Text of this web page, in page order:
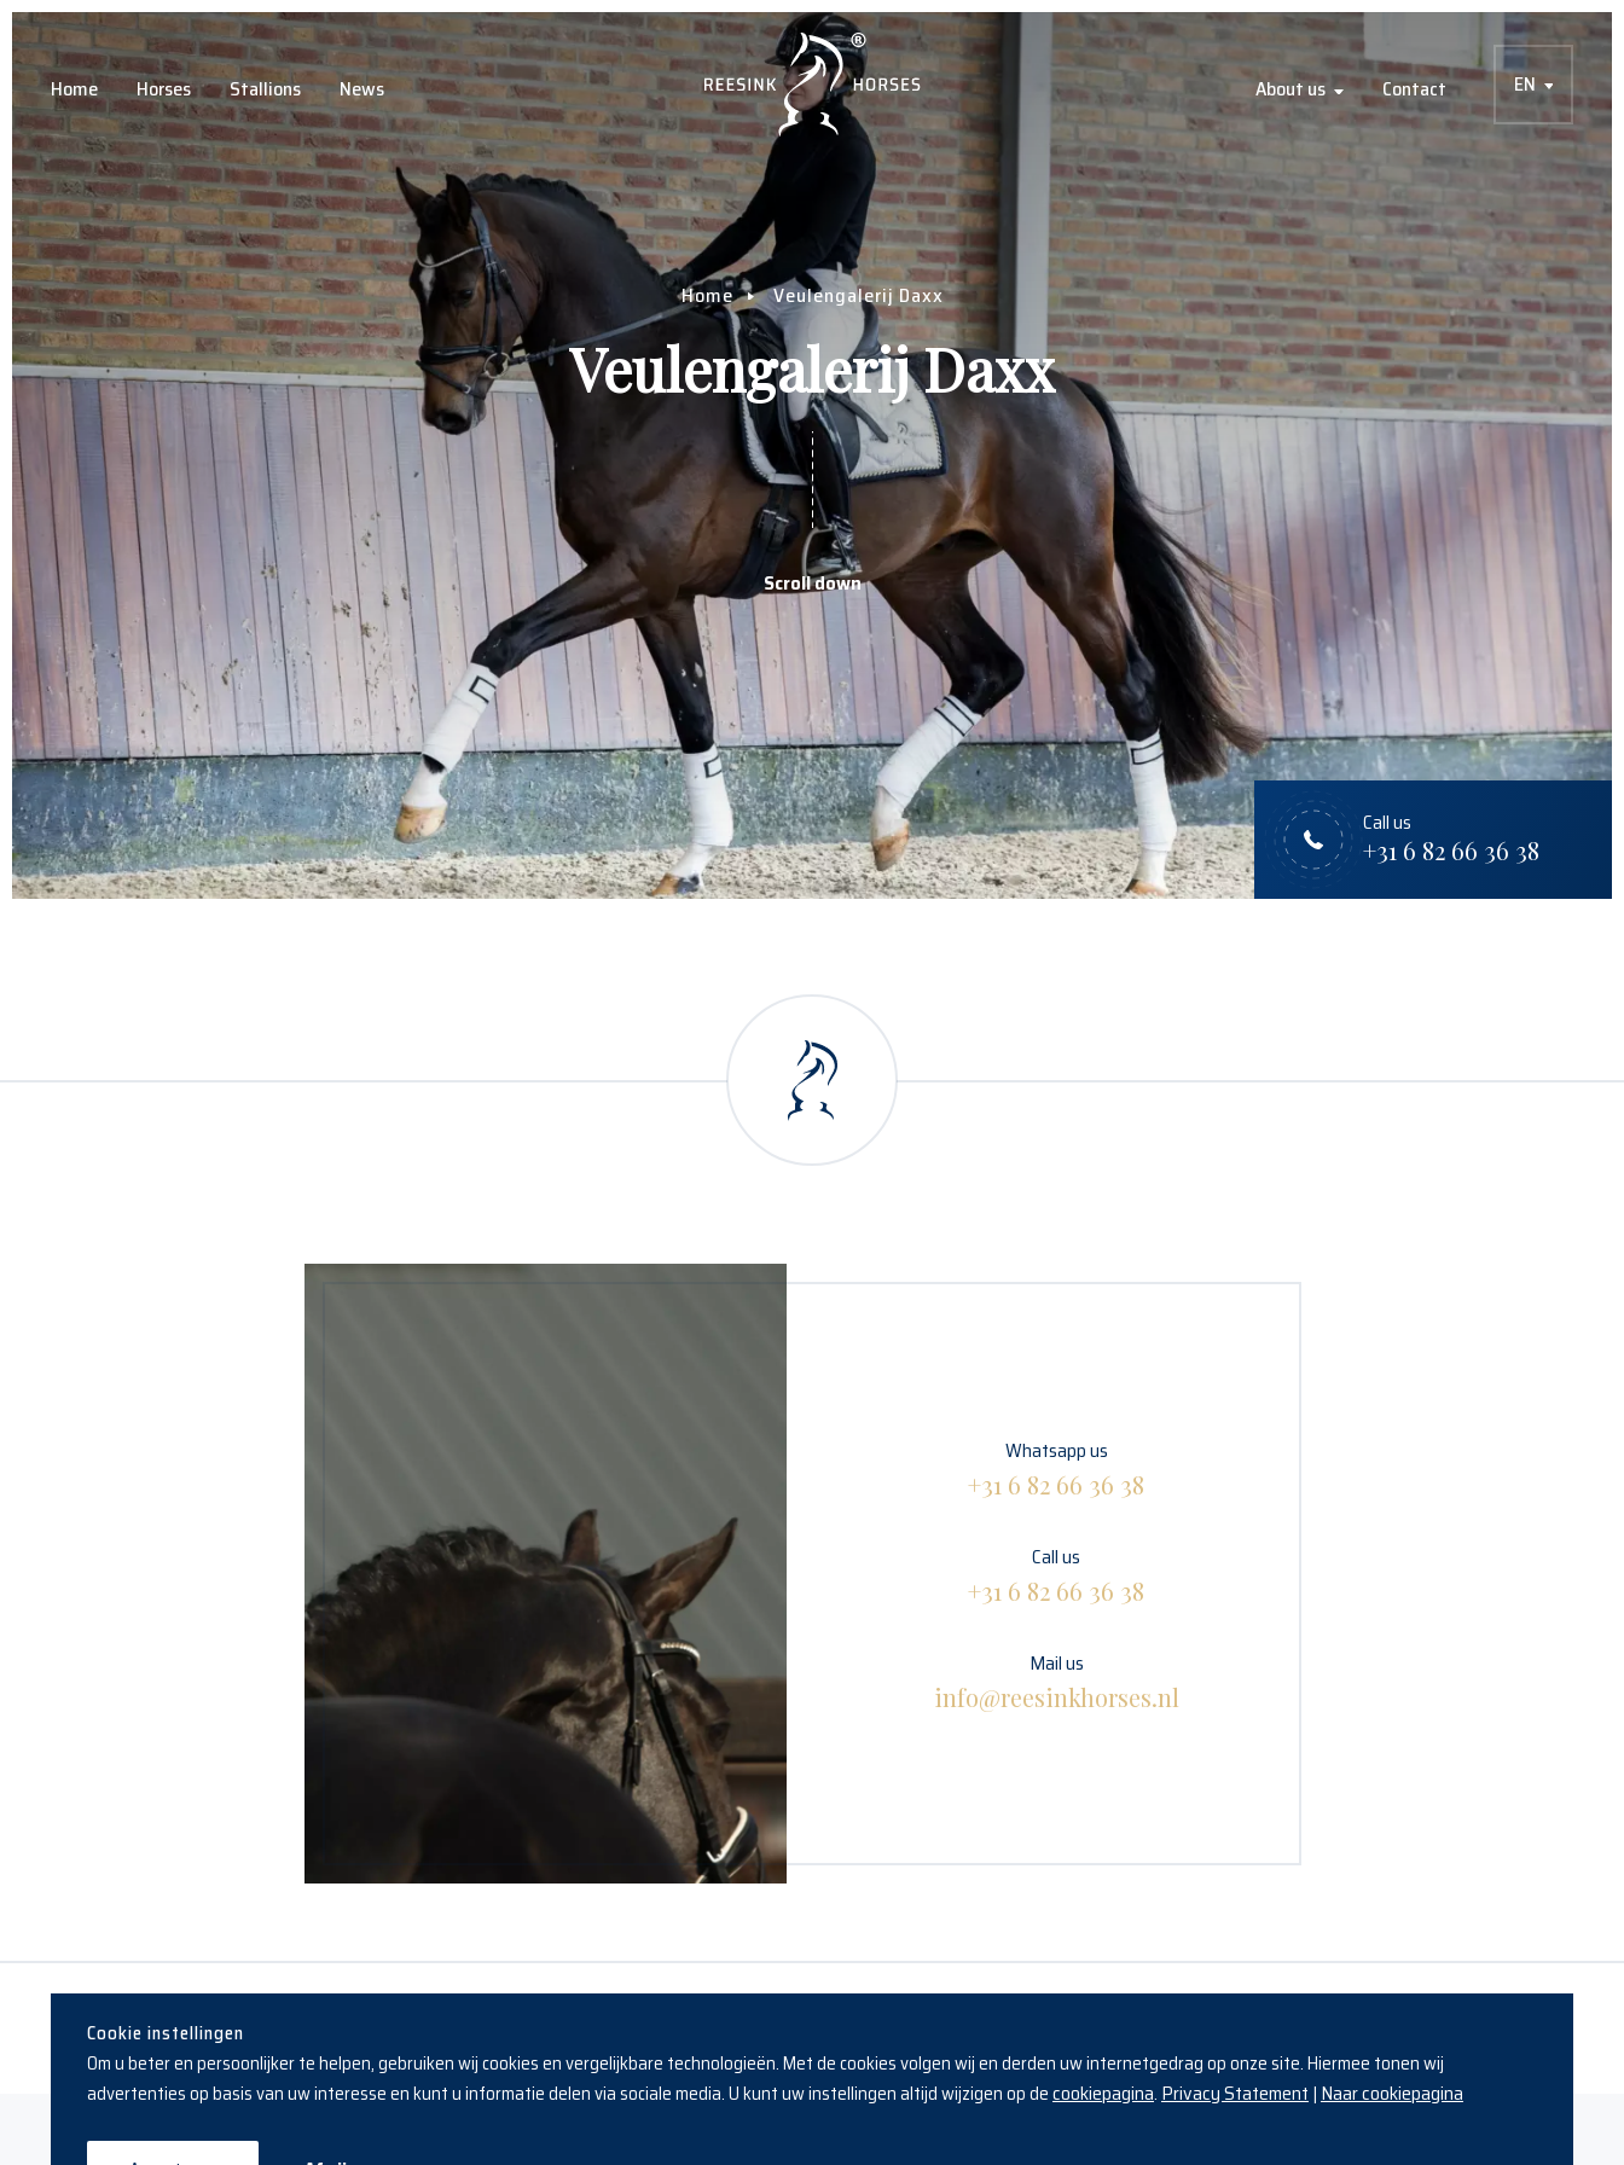
Home Horses Stallions News About us Contact EN
Home Veulengalerij Daxx
Veulengalerij Daxx
Scroll down
Call us
+31 6 82 66 36 38
Whatsapp us
+31 6 82 66 36 38
Call us
+31 6 82 66 36 38
Mail us
info@reesinkhorses.nl
Cookie instellingen
Om u beter en persoonlijker te helpen, gebruiken wij cookies en vergelijkbare technologieën. Met de cookies volgen wij en derden uw internetgedrag op onze site. Hiermee tonen wij
advertenties op basis van uw interesse en kunt u informatie delen via sociale media. U kunt uw instellingen altijd wijzigen op decookiepagina.Privacy Statement|Naar cookiepagina